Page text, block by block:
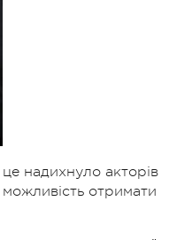
надихнуло акторів
отримати